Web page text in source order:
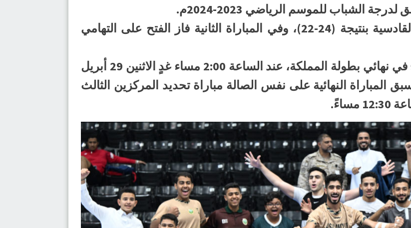
الشباب للموسم الرياضي 2023-2024م.
في المباراة الأولى فاز السلام على القادسية بنتيجة (24-22)، وفي المباراة الثانية فاز الفتح على التهامي
ومن المقرر أن يلتقي السلام مع الفتح في نهائي بطولة المملكة، عند الساعة 2:00 مساء غدٍ الاثنين 29 أبريل
المباراة النهائية على نفس الصالة مباراة تحديد المركزين الثالث